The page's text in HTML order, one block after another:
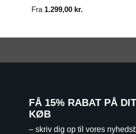
Fra 1.299,00 kr.
FÅ 15% RABAT PÅ
KØB
– skriv dig op til vores